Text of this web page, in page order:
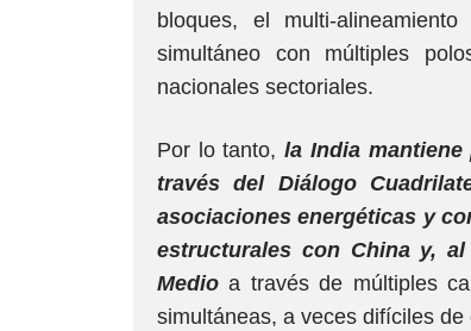
bloques, el multi-
simultáneo con múltiples
nacionales sectoriales.
Por lo tanto,la India
través del Diálogo
asociaciones energéticas y
estructurales con China y,
Medio a través de múltiples
simultáneas, a veces difíciles de